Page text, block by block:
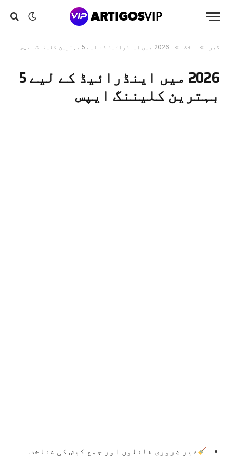
گھر » بلاگ » 2026 میں اینڈرائیڈ کے لیے 5 بہترین کلیننگ ایپس
2026 میں اینڈرائیڈ کے لیے 5
بہترین کلیننگ ایپس
غیر ضروری فائلوں اور جمع کیش کی شناخت